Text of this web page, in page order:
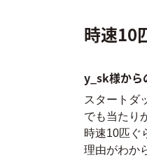
時速10
y_sk様から
スタートダ
でも当たり
時速10匹ぐ
理由がわか